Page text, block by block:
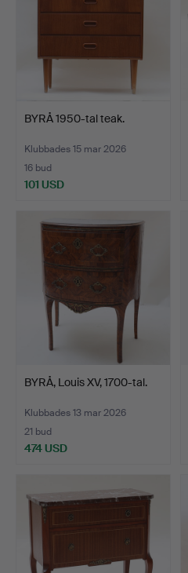
BYRÅ 1950-tal teak.
Klubbades 15 mar 2026
16 bud
101 USD
BYRÅ, Louis XV, 1700-tal.
Klubbades 13 mar 2026
21 bud
474 USD